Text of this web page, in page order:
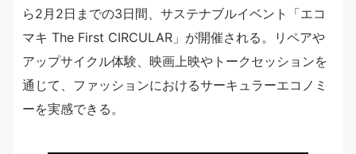
ら2月2日までの3日間、サステナブルイベント「エコ
マキ The First CIRCULAR」が開催される。リペアや
アップサイクル体験、映画上映やトークセッションを
通じて、ファッションにおけるサーキュラーエコノミ
ーを実感できる。